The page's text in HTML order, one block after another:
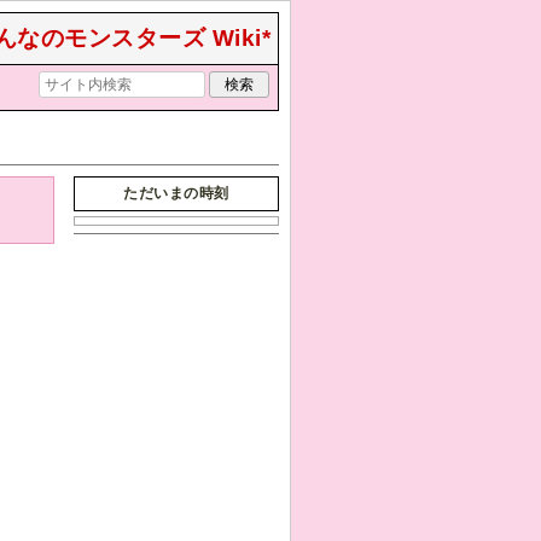
なのモンスターズ Wiki*
ただいまの時刻